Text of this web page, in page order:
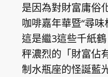
是因為對財富庸俗
咖啡嘉年華暨“尋味
這是繼3這些千紙
秤濃烈的「財富佔
制水瓶座的怪誕藍